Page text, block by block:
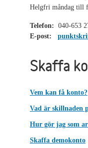
Helgfri måndag till
Telefon: 040-653
E-post:
Skaffa
Vem kan få konto?
Vad är skillnaden
Hur gör jag som
Skaffa demokonto